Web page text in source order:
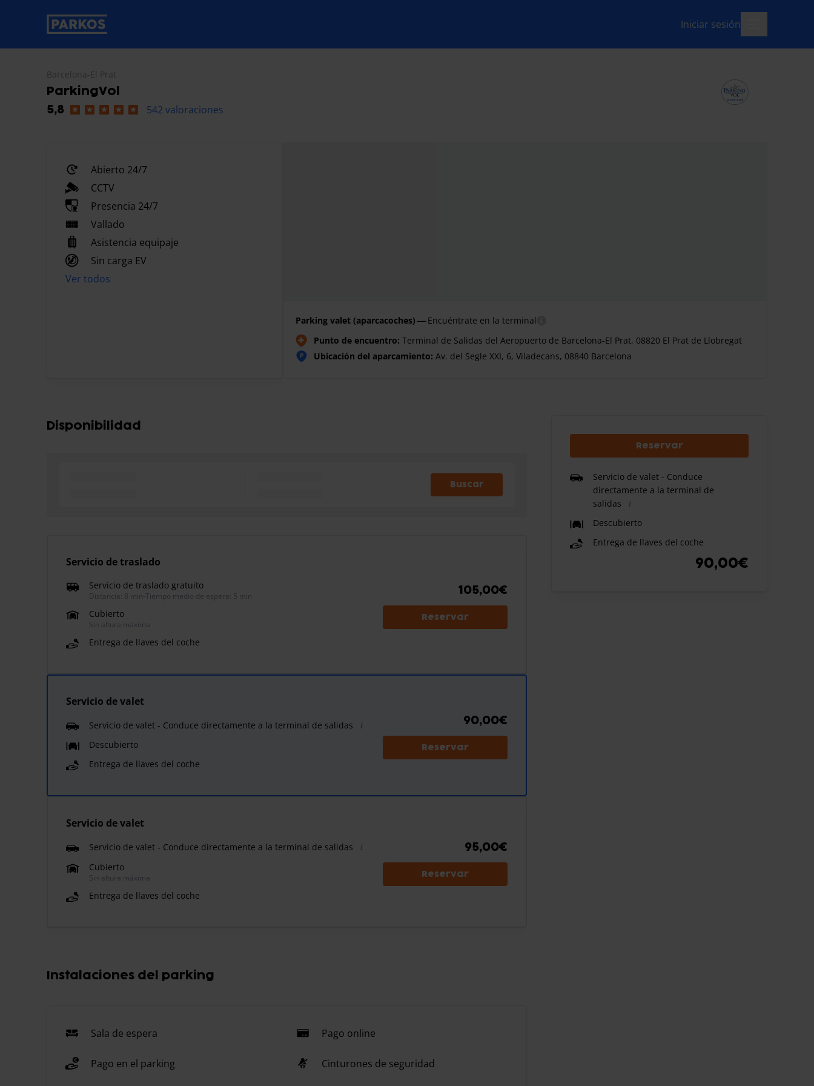
etiqueta-de-navegación-principal Iniciar sesión
Barcelona-El Prat
ParkingVol
5,8
542 valoraciones
Abierto 24/7
CCTV
Presencia 24/7
Vallado
Asistencia equipaje
Sin carga EV
Ver todos
Parking valet (aparcacoches) — Encuéntrate en la terminal
Punto de encuentro: Terminal de Salidas del Aeropuerto de Barcelona-El Prat, 08820 El Prat de Llobregat
P Ubicación del aparcamiento: Av. del Segle XXI, 6, Viladecans, 08840 Barcelona
Disponibilidad
Buscar
Servicio de traslado
Servicio de traslado gratuito
Distancia: 8 min Tiempo medio de espera: 5 min
Cubierto
Sin altura máxima
Entrega de llaves del coche
105,00€
Reservar
Servicio de valet
Servicio de valet - Conduce directamente a la terminal de salidas
Descubierto
Entrega de llaves del coche
90,00€
Reservar
Servicio de valet
Servicio de valet - Conduce directamente a la terminal de salidas
Cubierto
Sin altura máxima
Entrega de llaves del coche
95,00€
Reservar
Instalaciones del parking
Sala de espera Pago online
Pago en el parking Cinturones de seguridad
Reservar
Servicio de valet - Conduce
directamente a la terminal de
salidas
Descubierto
Entrega de llaves del coche
90,00€